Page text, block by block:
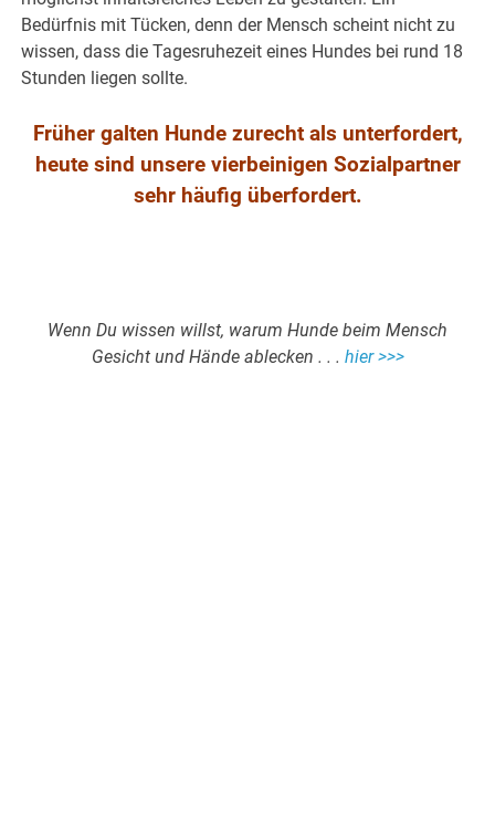
Bedürfnis mit Tücken, denn der Mensch scheint nicht zu
wissen, dass die Tagesruhezeit eines Hundes bei rund 18
Stunden liegen sollte.
Früher galten Hunde zurecht als unterfordert,
heute sind unsere vierbeinigen Sozialpartner
sehr häufig überfordert.
Wenn Du wissen willst, warum Hunde beim Mensch
Gesicht und Hände ablecken . . . hier >>>